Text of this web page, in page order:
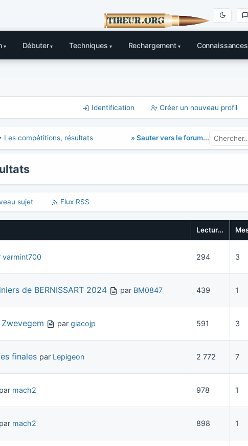
Débuter Techniques Rechargement Connaissances
Identification Créer un nouveau profil
» Sauter vers le forum...
Les compétitions, résultats
sujet Flux RSS
Lectures
varmint700 294 3
de BERNISSART 2024 par BM0847 439 1
par giacojp 591 3
finales par Lepigeon 2 772 7
par mach2 978 1
par mach2 898 1